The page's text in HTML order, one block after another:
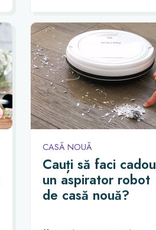
CASĂ NOUĂ
Cauți să faci cadou
un aspirator robot
de casă nouă?